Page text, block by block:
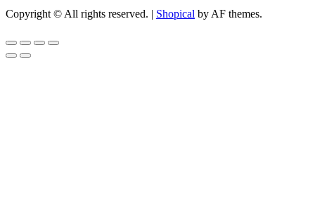
Copyright © All rights reserved. | Shopical by AF themes.